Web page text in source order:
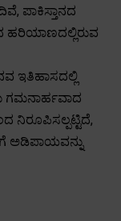
ಪಾಕಿಸ್ತಾನದ
ಹರಿಯಾಣದಲ್ಲಿರುವ
ಇತಿಹಾಸದಲ್ಲಿ
ಗಮನಾರ್ಹವಾದ
ನಿರೂಪಿಸಲ್ಪಟ್ಟಿದೆ,
ಅಡಿಪಾಯವನ್ನು